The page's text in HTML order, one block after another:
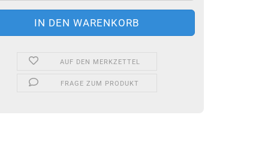
AUF DEN MERKZETTEL
FRAGE ZUM PRODUKT